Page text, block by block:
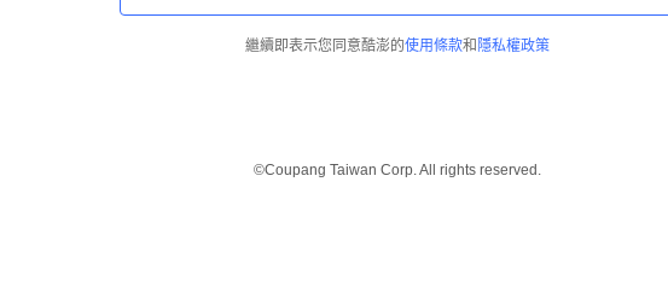
繼續即表示您同意酷澎的使用條款和 隱私權政策
©Coupang Taiwan Corp. All rights reserved.